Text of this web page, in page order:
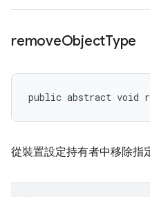
removeObjectType
public abstract void
從裝置設定持有者中移除指